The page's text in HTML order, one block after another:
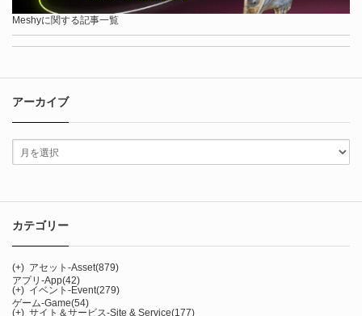
Meshyに関する記事一覧
アーカイブ
カテゴリー
(+) アセット-Asset(879)
アプリ-App(42)
(+) イベント-Event(279)
ゲーム-Game(54)
(+) サイト＆サービス-Site & Service(177)